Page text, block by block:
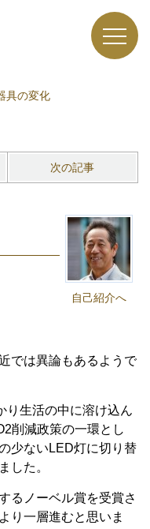
具の変化
次の記事
自己紹介へ
では異論もあるようで
り生活の中に溶け込ん
削減政策の一環とし
少ないLED灯に切り替
した。
るノーベル賞を受賞さ
り一層進むと思いま